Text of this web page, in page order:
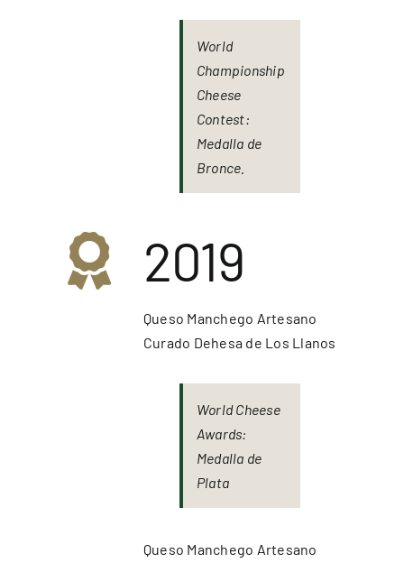
World
Championship
Cheese
Contest:
Medalla de
Bronce.
2019
Queso Manchego Artesano
Curado Dehesa de Los Llanos
World Cheese
Awards:
Medalla de
Plata
Queso Manchego Artesano